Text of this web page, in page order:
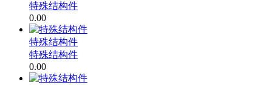
特殊结构件
0.00
特殊结构件
特殊结构件
0.00